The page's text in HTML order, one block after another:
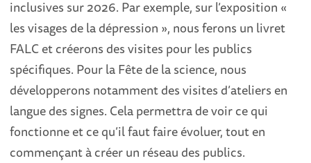
inclusives sur 2026. Par exemple, sur l’exposition «
les visages de la dépression », nous ferons un livret
FALC et créerons des visites pour les publics
spécifiques. Pour la Fête de la science, nous
développerons notamment des visites d’ateliers en
langue des signes. Cela permettra de voir ce qui
fonctionne et ce qu’il faut faire évoluer, tout en
commençant à créer un réseau des publics.